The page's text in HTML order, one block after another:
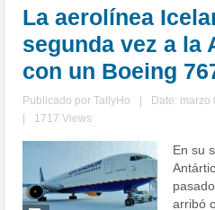
La aerolínea
segunda vez a la
con un Boeing
Publicado porTallyHo Date: marzo
1717 Views
En su
arribó